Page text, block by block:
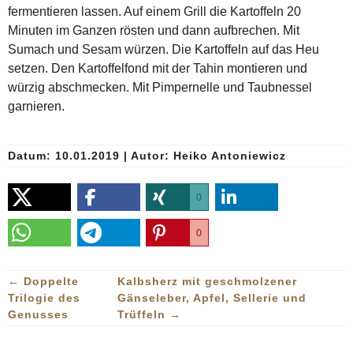
fermentieren lassen. Auf einem Grill die Kartoffeln 20
Minuten im Ganzen rösten und dann aufbrechen. Mit
Sumach und Sesam würzen. Die Kartoffeln auf das Heu
setzen. Den Kartoffelfond mit der Tahin montieren und
würzig abschmecken. Mit Pimpernelle und Taubnessel
garnieren.
Datum: 10.01.2019 | Autor: Heiko Antoniewicz
0
0
← Doppelte
Trilogie des
Genusses
Kalbsherz mit geschmolzener
Gänseleber, Apfel, Sellerie und
Trüffeln →